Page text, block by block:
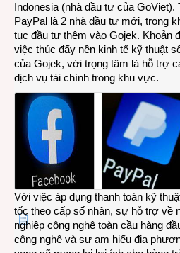
Indonesia (nhà đầu tư của GoViet).
PayPal là 2 nhà đầu tư mới, trong
tục đầu tư thêm vào Gojek. Khoản
việc thúc đẩy nền kinh tế kỹ thuật
của Gojek, với trọng tâm là hỗ trợ
dịch vụ tài chính trong khu vực.
Với việc áp dụng thanh toán kỹ
tốc theo cấp số nhân, sự hỗ trợ về
nghiệp công nghệ toàn cầu hàng
công nghệ và sự am hiểu địa